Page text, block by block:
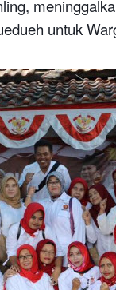
untuk